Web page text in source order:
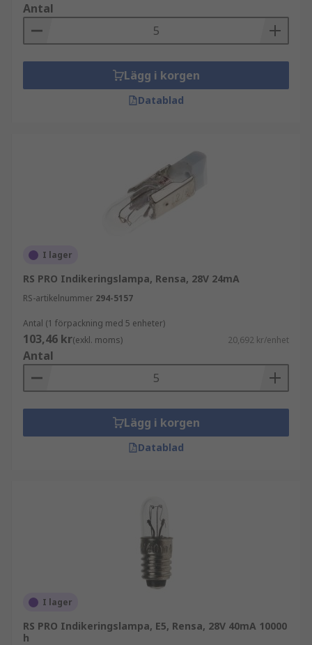
Antal
Lägg i korgen
Datablad
I lager
RS PRO Indikeringslampa, Rensa, 28V 24mA
RS-artikelnummer 294-5157
Antal (1 förpackning med 5 enheter)
103,46 kr(exkl. moms) 20,692 kr/enhet
Antal
Lägg i korgen
Datablad
I lager
RS PRO Indikeringslampa, E5, Rensa, 28V 40mA 10000
h